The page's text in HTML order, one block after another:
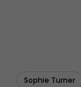
Sophie Turner